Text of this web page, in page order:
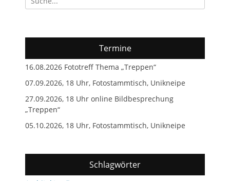
nach:
Termine
16.08.2026 Fototreff Thema „Treppen“
07.09.2026, 18 Uhr, Fotostammtisch, Unikneipe
27.09.2026, 18 Uhr online Bildbesprechung
„Treppen“
05.10.2026, 18 Uhr, Fotostammtisch, Unikneipe
Schlagwörter